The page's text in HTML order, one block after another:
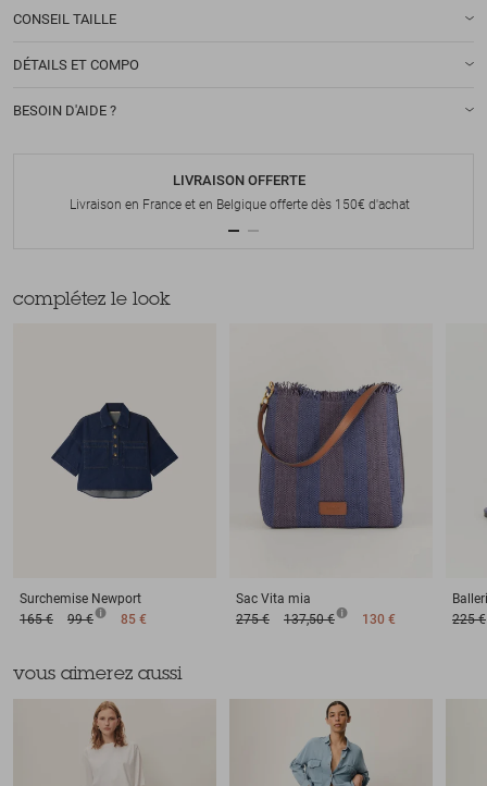
CONSEIL TAILLE
DÉTAILS ET COMPO
BESOIN D'AIDE ?
LIVRAISON OFFERTE
Livraison en France et en Belgique offerte dès 150€ d'achat
complétez le look
Surchemise Newport
165 €
99 € 85 €
Sac Vita mia
275 €
137,50 € 130 €
225 €
vous aimerez aussi